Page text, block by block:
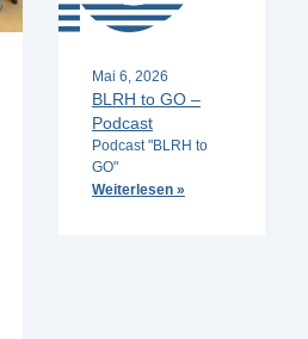
Mai 6, 2026
BLRH to GO –
Podcast
Podcast "BLRH to
GO"
Weiterlesen »